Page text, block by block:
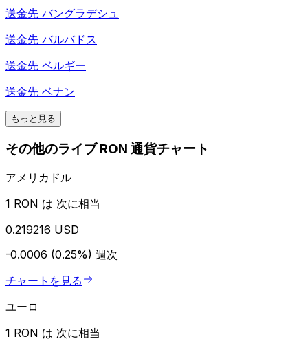
送金先 バングラデシュ
送金先 バルバドス
送金先 ベルギー
送金先 ベナン
もっと見る
その他のライブ RON 通貨チャート
アメリカドル
1 RON は 次に相当
0.219216 USD
-0.0006 (0.25%) 週次
チャートを見る
ユーロ
1 RON は 次に相当